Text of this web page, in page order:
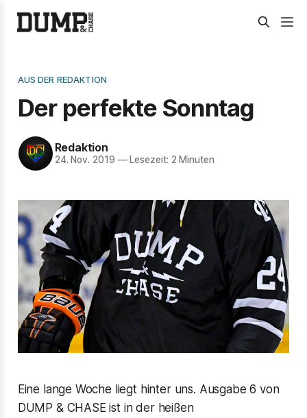
AUS DER REDAKTION
Der perfekte Sonntag
Redaktion
24. Nov. 2019 —Lesezeit: 2 Minuten
Eine lange Woche liegt hinter uns. Ausgabe 6 von
DUMP & CHASE ist in der heißen